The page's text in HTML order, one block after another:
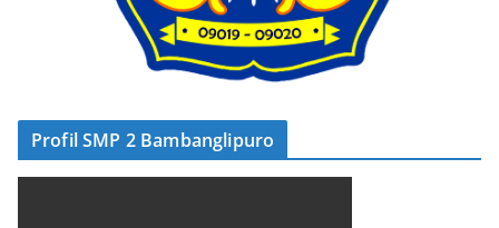
Profil SMP 2 Bambanglipuro